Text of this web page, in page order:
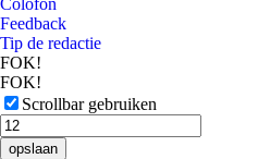
Colofon
Feedback
Tip de redactie
FOK!
FOK!
Scrollbar gebruiken
opslaan